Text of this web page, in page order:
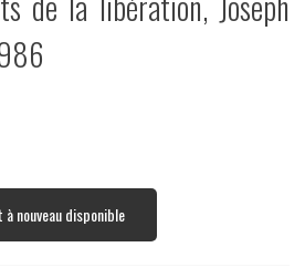
nouveau disponible